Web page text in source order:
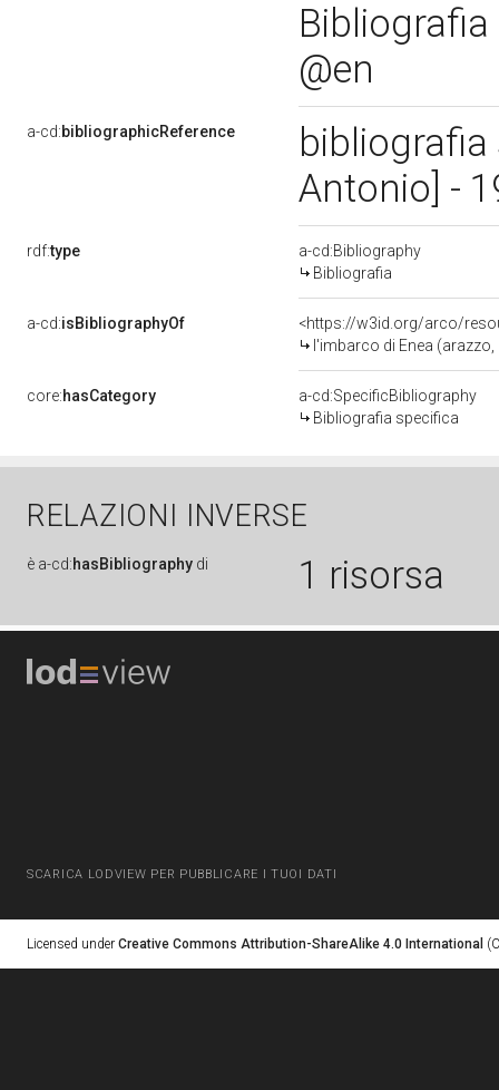
@en
a-cd:bibliographicReference
bibliografia
Antonio] -
rdf:type
a-cd:Bibliography
Bibliografia
a-cd:isBibliographyOf
<https://w3id.org/arco/
l'imbarco di Enea (arazzo, opera
core:hasCategory
a-cd:SpecificBibliography
Bibliografia specifica
RELAZIONI INVERSE
è a-cd:hasBibliography di 1 risorsa
SCARICA LODVIEW PER PUBBLICARE I TUOI DATI
Licensed under Creative Commons Attribution-ShareAlike 4.0 International